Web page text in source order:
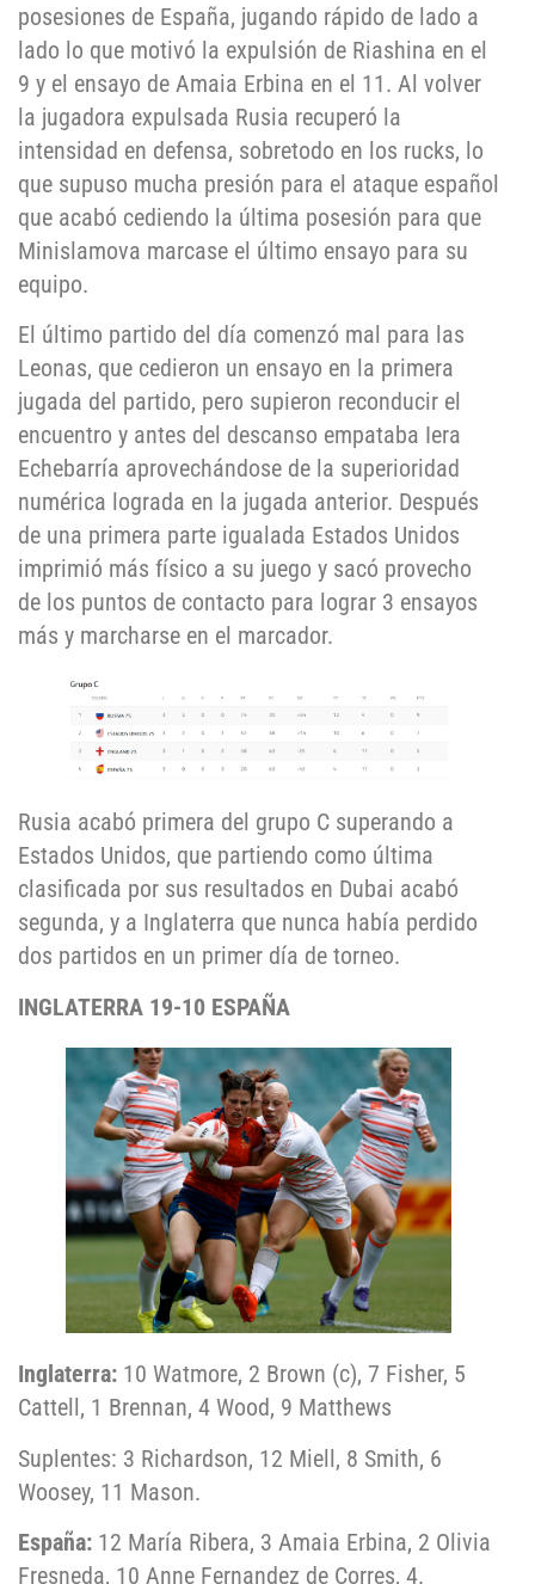
posesiones de España, jugando rápido de lado a
lado lo que motivó la expulsión de Riashina en el
9 y el ensayo de Amaia Erbina en el 11. Al volver
la jugadora expulsada Rusia recuperó la
intensidad en defensa, sobretodo en los rucks, lo
que supuso mucha presión para el ataque español
que acabó cediendo la última posesión para que
Minislamova marcase el último ensayo para su
equipo.
El último partido del día comenzó mal para las
Leonas, que cedieron un ensayo en la primera
jugada del partido, pero supieron reconducir el
encuentro y antes del descanso empataba Iera
Echebarría aprovechándose de la superioridad
numérica lograda en la jugada anterior. Después
de una primera parte igualada Estados Unidos
imprimió más físico a su juego y sacó provecho
de los puntos de contacto para lograr 3 ensayos
más y marcharse en el marcador.
Rusia acabó primera del grupo C superando a
Estados Unidos, que partiendo como última
clasificada por sus resultados en Dubai acabó
segunda, y a Inglaterra que nunca había perdido
dos partidos en un primer día de torneo.
INGLATERRA 19-10 ESPAÑA
Inglaterra: 10 Watmore, 2 Brown (c), 7 Fisher, 5
Cattell, 1 Brennan, 4 Wood, 9 Matthews
Suplentes: 3 Richardson, 12 Miell, 8 Smith, 6
Woosey, 11 Mason.
España: 12 María Ribera, 3 Amaia Erbina, 2 Olivia
Fresneda, 10 Anne Fernandez de Corres, 4.